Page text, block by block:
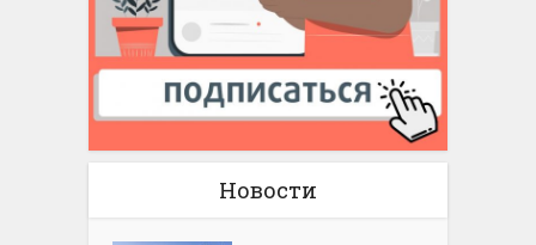
Новости